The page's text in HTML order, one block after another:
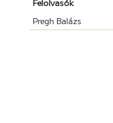
Felolvasók
Pregh Balázs